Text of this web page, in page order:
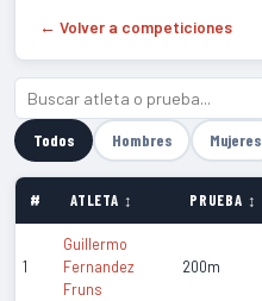
← Volver a competiciones
Todos Hombres Mujeres
# ATLETA ↕ PRUEBA ↕
1
Guillermo
Fernandez
Fruns
200m